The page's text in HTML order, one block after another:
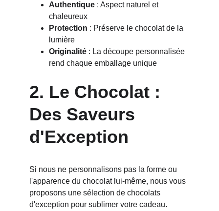
Authentique : Aspect naturel et
chaleureux
Protection : Préserve le chocolat de la
lumière
Originalité : La découpe personnalisée
rend chaque emballage unique
2. Le Chocolat :
Des Saveurs
d'Exception
Si nous ne personnalisons pas la forme ou
l'apparence du chocolat lui-même, nous vous
proposons une sélection de chocolats
d'exception pour sublimer votre cadeau.